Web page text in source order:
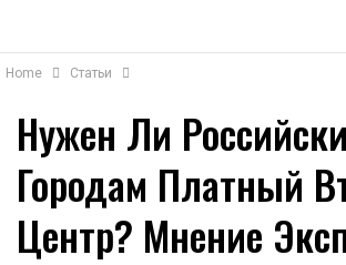
Home Статьи
Нужен Ли
Городам Платный
Центр? Мнение